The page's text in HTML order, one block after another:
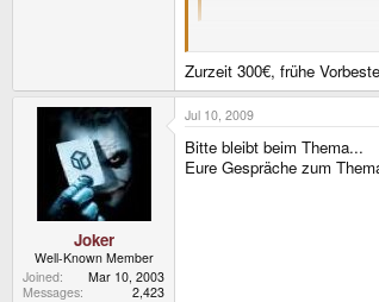
grond said:
die 105 Boards sind
:wacko: :wacko:
Zurzeit 300€, frühe
Joker
Well-Known Member
Joined
Mar 10, 2003
Messages
2,423
Jul 10, 2009
Bitte bleibt beim Thema...
Eure Gespräche zum